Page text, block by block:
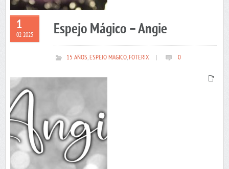
1
02 2025 Espejo Mágico – Angie
15 AÑOS,ESPEJO MAGICO,FOTERIX 0